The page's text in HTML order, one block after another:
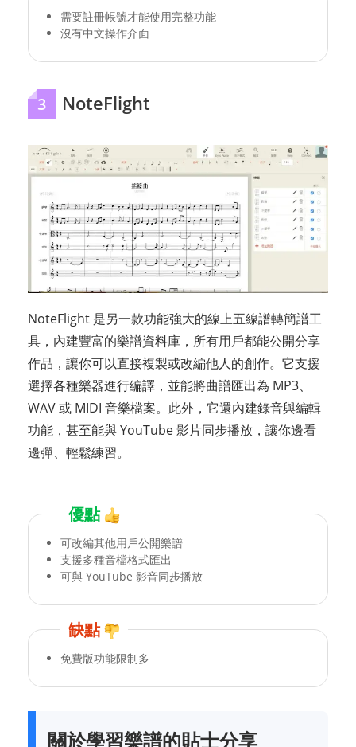
需要註冊帳號才能使用完整功能
沒有中文操作介面
3 NoteFlight
NoteFlight 是另一款功能強大的線上五線譜轉簡譜工
具，內建豐富的樂譜資料庫，所有用戶都能公開分享
作品，讓你可以直接複製或改編他人的創作。它支援
選擇各種樂器進行編譯，並能將曲譜匯出為 MP3、
WAV 或 MIDI 音樂檔案。此外，它還內建錄音與編輯
功能，甚至能與 YouTube 影片同步播放，讓你邊看
邊彈、輕鬆練習。
優點
可改編其他用戶公開樂譜
支援多種音檔格式匯出
可與 YouTube 影音同步播放
缺點
免費版功能限制多
關於學習樂譜的貼士分享